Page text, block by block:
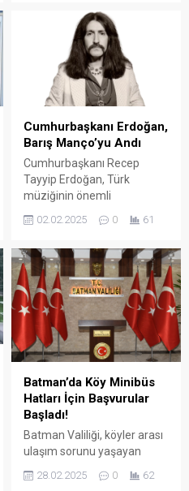
veya Aşağılama” suçu
kapsamında soruşturma
başlatıldı.
Cumhurbaşkanı Erdoğan,
Barış Manço’yu Andı
Cumhurbaşkanı Recep
Tayyip Erdoğan, Türk
müziğinin önemli
vefatının 26. yıl dönümünde
üzerinden yayımladığı
mesajla andı.
02.02.2025 0 61
Batman’da Köy Minibüs
Hatları İçin Başvurular
Başladı!
Batman Valiliği, köyler arası
ulaşım sorunu yaşayan
hizmet verecek minibüs
28.02.2025 0 62